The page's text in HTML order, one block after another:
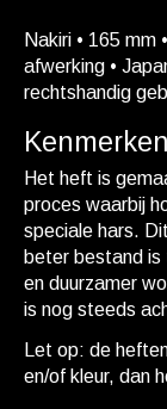
Nakiri • 165 mm
afwerking •
rechtshandig
Het heft is
proces waarbij
speciale hars.
beter bestand
en duurzamer
is nog steeds
Let op: de
en/of kleur, dan